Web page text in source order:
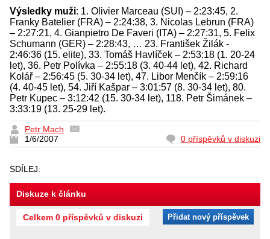
Výsledky muži: 1. Olivier Marceau (SUI) – 2:23:45, 2.
Franky Batelier (FRA) – 2:24:38, 3. Nicolas Lebrun (FRA)
– 2:27:21, 4. Gianpietro De Faveri (ITA) – 2:27:31, 5. Felix
Schumann (GER) – 2:28:43, … 23. František Žilák -
2:46:36 (15. elite), 33. Tomáš Havlíček – 2:53:18 (1. 20-24
let), 36. Petr Polívka – 2:55:18 (3. 40-44 let), 42. Richard
Kolář – 2:56:45 (5. 30-34 let), 47. Libor Menčík – 2:59:16
(4. 40-45 let), 54. Jiří Kašpar – 3:01:57 (8. 30-34 let), 80.
Petr Kupec – 3:12:42 (15. 30-34 let), 118. Petr Šimánek –
3:33:19 (13. 25-29 let).
Petr Mach
1/6/2007
0 příspěvků v diskuzi
SDÍLEJ:
Diskuze k článku
Celkem 0 příspěvků v diskuzi Přidat nový příspěvek